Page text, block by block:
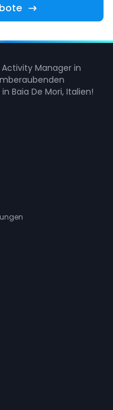
Manager in
Baia De Mori, Italien!